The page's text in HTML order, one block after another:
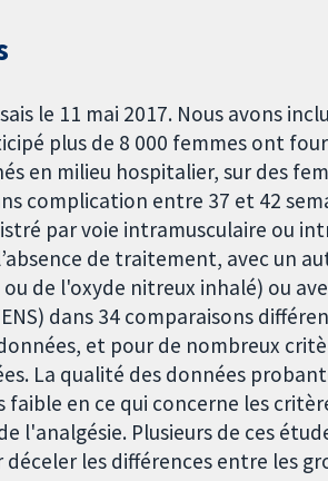
le 11 mai 2017. Nous avons
plus de 8 000 femmes ont
en milieu hospitalier, sur des
complication entre 37 et 42
par voie intramusculaire ou
de traitement, avec un
de l'oxyde nitreux inhalé) ou
dans 34 comparaisons
et pour de nombreux
La qualité des données
en ce qui concerne les
l'analgésie. Plusieurs de ces
les différences entre les